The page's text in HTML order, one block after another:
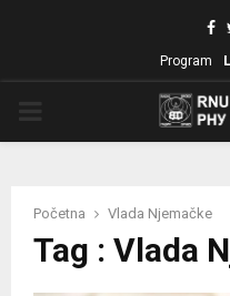
Program
Početna Vlada Njemačke
Tag : Vlada